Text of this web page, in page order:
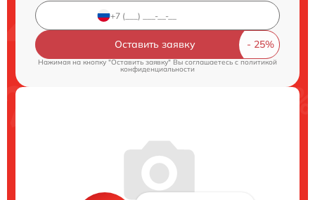
Оставить заявку
Нажимая на кнопку "Оставить заявку" Вы соглашаетесь c политикой
конфиденциальности